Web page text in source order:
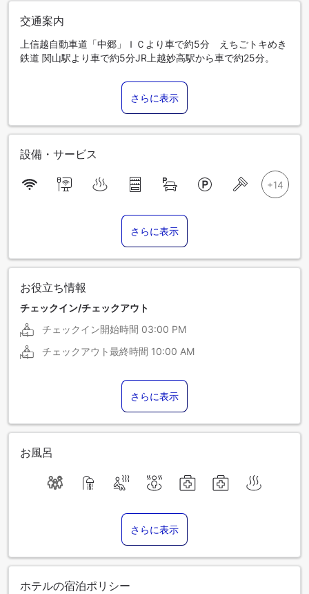
交通案内
上信越自動車道「中郷」ＩＣより車で約5分 えちごトキめき
鉄道 関山駅より車で約5分JR上越妙高駅から車で約25分。
さらに表示
設備・サービス
さらに表示
お役立ち情報
チェックイン/チェックアウト
チェックイン開始時間 03:00 PM
チェックアウト最終時間 10:00 AM
さらに表示
お風呂
さらに表示
ホテルの宿泊ポリシー